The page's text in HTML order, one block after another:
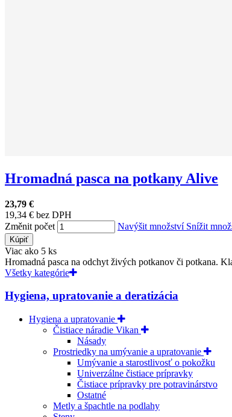
Hromadná pasca na potkany Alive
23,79 €
19,34 € bez DPH
Změnit počet
Navýšit množství Snížit
Kúpiť
Viac ako 5 ks
Hromadná pasca na odchyt živých potkanov či potkana.
Všetky kategórie
Hygiena, upratovanie a deratizácia
Hygiena a upratovanie
Čistiace náradie Vikan
Násady
Prostriedky na umývanie a upratovanie
Umývanie a starostlivosť o pokožku
Univerzálne čistiace prípravky
Čistiace prípravky pre potravinárstvo
Ostatné
Metly a špachtle na podlahy